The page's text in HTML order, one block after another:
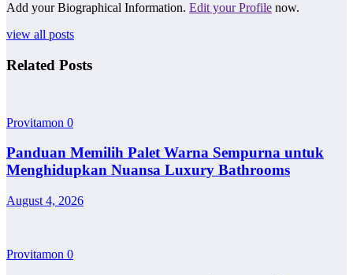
Add your Biographical Information. Edit your Profile now.
view all posts
Related Posts
Provitamon 0
Panduan Memilih Palet Warna Sempurna untuk
Menghidupkan Nuansa Luxury Bathrooms
August 4, 2026
Provitamon 0